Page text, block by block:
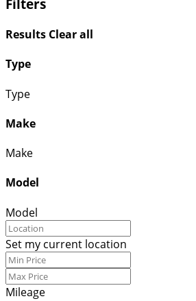
Filters
Results Clear all
Type
Type
Make
Make
Model
Model
Set my current location
Mileage